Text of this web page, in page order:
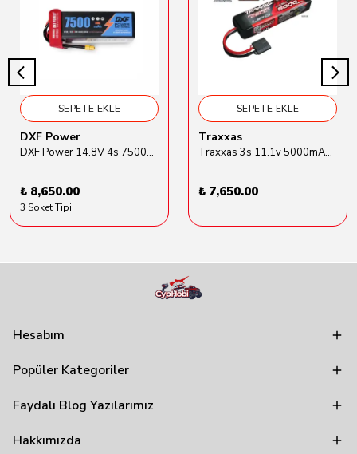
SEPETE EKLE
DXF Power
DXF Power 14.8V 4s 7500mAh 80C Hardcase Lipo Batarya
₺ 8,650.00
3 Soket Tipi
SEPETE EKLE
Traxxas
Traxxas 3s 11.1v 5000mAh Lipo Batarya (TRX 2872X)
₺ 7,650.00
Hesabım
Popüler Kategoriler
Faydalı Blog Yazılarımız
Hakkımızda